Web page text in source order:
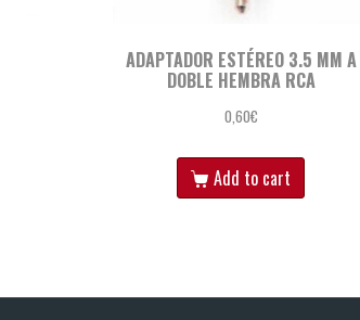
ADAPTADOR ESTÉREO 3.5 MM A
DOBLE HEMBRA RCA
0,60€
Add to cart